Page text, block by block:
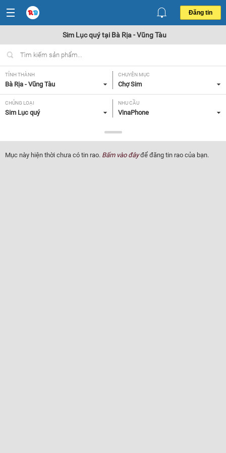
Đăng tin
Sim Lục quý tại Bà Rịa - Vũng Tàu
TỈNH THÀNH
Bà Rịa - Vũng Tàu
CHUYÊN MỤC
Chợ Sim
CHỦNG LOẠI
Sim Lục quý
NHU CẦU
VinaPhone
Tất cả
Mục này hiện thời chưa có tin rao. Bấm vào đâyđể đăng tin rao của bạn.